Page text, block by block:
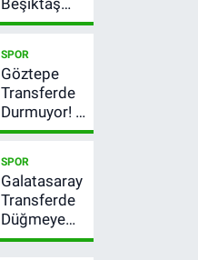
açıklaması:
asıl mesajı
satır
arasında
verdi
SPOR
Göztepe
Transferde
Durmuyor! 6
İmza
Hedefler
Belli Oldu
SPOR
Galatasaray
Transferde
Düğmeye
Bastı! Leao,